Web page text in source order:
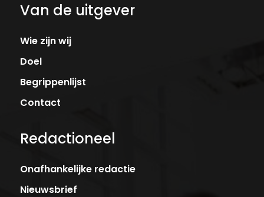
Van de uitgever
Wie zijn wij
Doel
Begrippenlijst
Contact
Redactioneel
Onafhankelijke redactie
Nieuwsbrief